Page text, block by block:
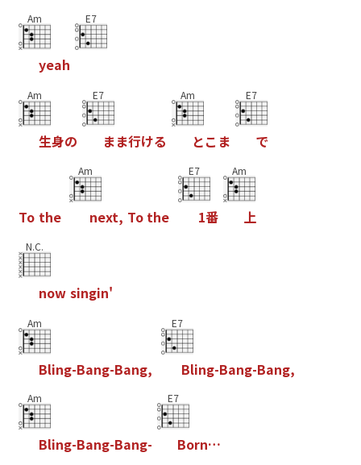
Am
yeah
E7
Am
生身の
E7
まま行ける
Am
とこ ま
E7
で
To the
Am
next, To the
E7
1番
Am
上
N.C.
now singin'
Am
Bling-Bang-Bang,
E7
Bling-Bang-Bang,
Am
Bling-Bang-Bang-
E7
Born…